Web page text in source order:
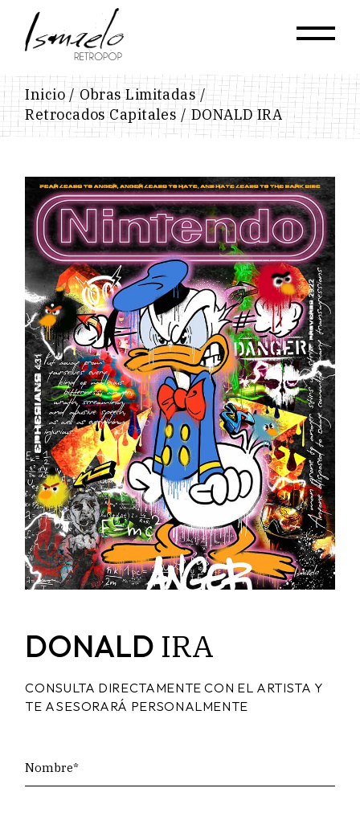
content
Inicio
Obras Limitadas
Retrocados Capitales
DONALD IRA
DONALD IRA
CONSULTA DIRECTAMENTE CON EL ARTISTA Y
TE ASESORARÁ PERSONALMENTE